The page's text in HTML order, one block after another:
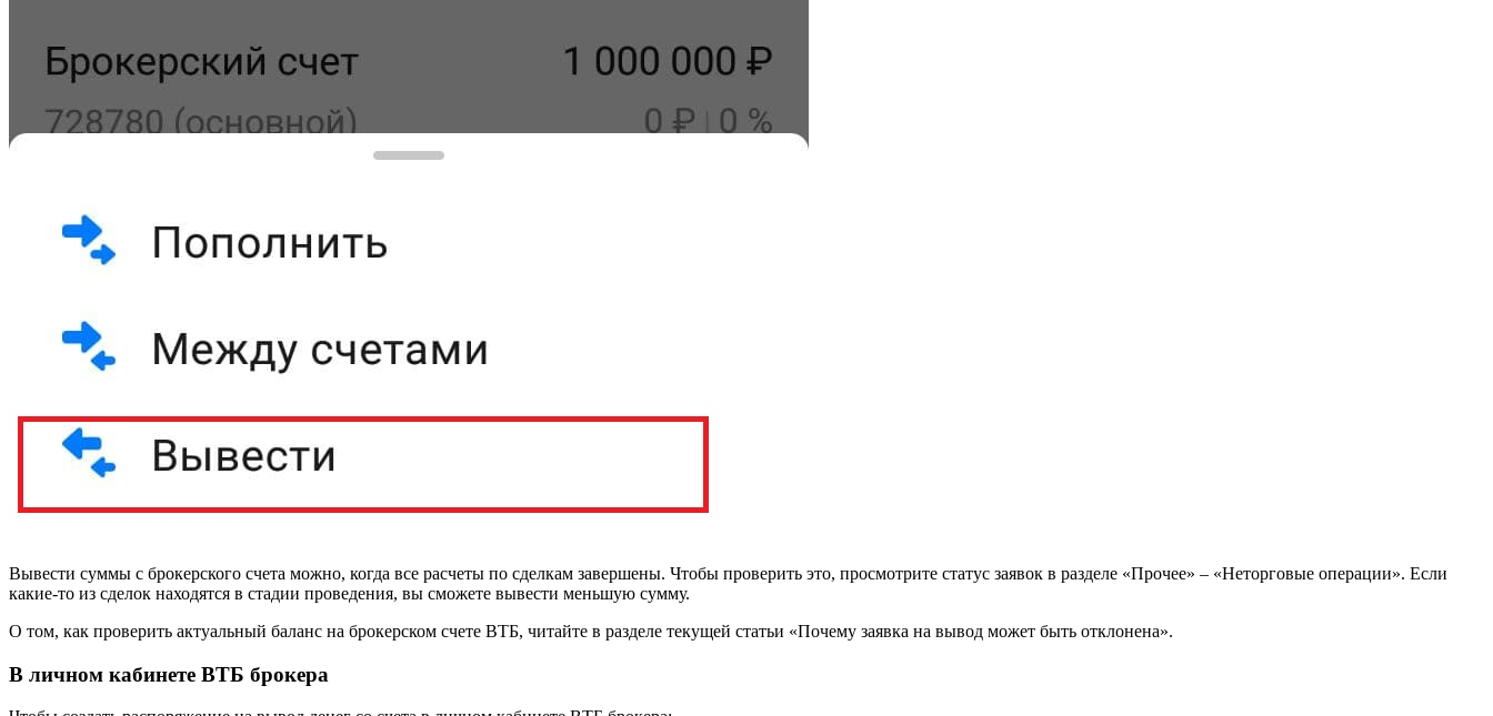
Вывести суммы с брокерского счета можно, когда все расчеты по сделкам завершены. Чтобы проверить это, просмотрите статус заявок в разделе «Прочее» – «Неторговые операции». Если
какие-то из сделок находятся в стадии проведения, вы сможете вывести меньшую сумму.
О том, как проверить актуальный баланс на брокерском счете ВТБ, читайте в разделе текущей статьи «Почему заявка на вывод может быть отклонена».
В личном кабинете ВТБ брокера